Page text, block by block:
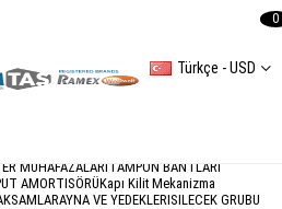
Türkçe - USD
0
MUHAFAZALARI TAMPON BANTLARI
AMORTISÖRÜKapı Kilit Mekanizma
AYNA VE YEDEKLERISILECEK GRUBU